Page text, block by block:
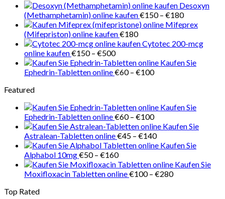
Desoxyn
(Methamphetamin) online kaufen€150 – €180
€150
€180
Mifeprex
(Mifepriston) online kaufen€180
Cytotec 200-mcg
online kaufen€150 – €500Preisspanne:
€150
bis
Kaufen Sie
Ephedrin-Tabletten online€60 – €100Preisspanne:
Featured
Kaufen Sie
Ephedrin-Tabletten online€60 – €100Preisspanne:
€60
bis
€100
Kaufen Sie
Astralean-Tabletten online€45 – €140Preisspanne:
€45
€140
Kaufen Sie
Alphabol 10mg€50 – €160Preisspanne:
€50
bis
Kaufen Sie
Moxifloxacin Tabletten online€100 – €280Preisspanne:
Top Rated